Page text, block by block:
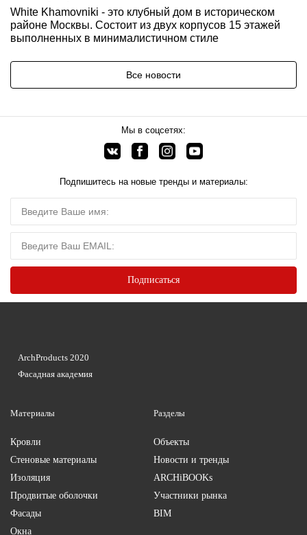
White Khamovniki - это клубный дом в историческом
районе Москвы. Состоит из двух корпусов 15 этажей
выполненных в минималистичном стиле
Все новости
Мы в соцсетях:
Подпишитесь на новые тренды и материалы:
Материалы
Кровли
Стеновые материалы
Изоляция
Продвитые оболочки
Фасады
Окна
Разделы
Объекты
Новости и тренды
ARCHiBOOKs
Участники рынка
BIM
ArchProducts 2020
Фасадная академия